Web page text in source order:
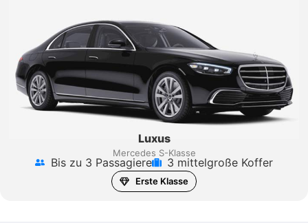
Luxus
Mercedes S-Klasse
Bis zu 3 Passagiere 3 mittelgroße Koffer
Erste Klasse